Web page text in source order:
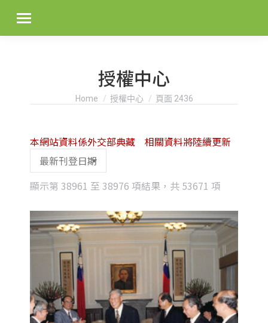
授權中心
You are here:
Home 授權中心 頁面 2436
顯示第 38961 至 38976 項結果，共 53671 項
latest
本網站資料係外交部典藏 相關資料將陸續更新